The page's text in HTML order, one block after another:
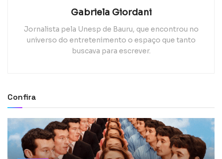
Gabriela Giordani
Jornalista pela Unesp de Bauru, que encontrou no
universo do entretenimento o espaço que tanto
buscava para escrever.
Confira